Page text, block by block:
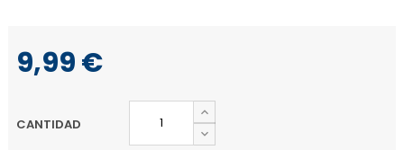
9,99 €
CANTIDAD